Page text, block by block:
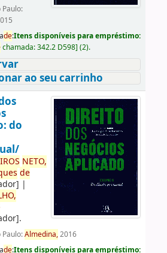
Paulo:
de:Itens disponíveis para empréstimo:
chamada:342.2 D598] (2).
ao seu carrinho
do
IROS NETO,
de
|
.
Paulo:Almedina,2016
de:Itens disponíveis para empréstimo: